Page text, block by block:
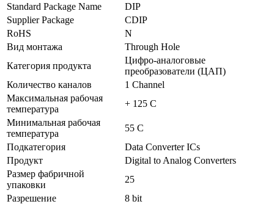
Standard Package Name
DIP
Supplier Package
CDIP
RoHS
N
Вид монтажа
Through Hole
Категория продукта
Цифро-аналоговые
преобразователи (ЦАП)
Количество каналов
1 Channel
Максимальная рабочая
температура
+ 125 C
Минимальная рабочая
температура
55 C
Подкатегория
Data Converter ICs
Продукт
Digital to Analog Converters
Размер фабричной
упаковки
25
Разрешение
8 bit